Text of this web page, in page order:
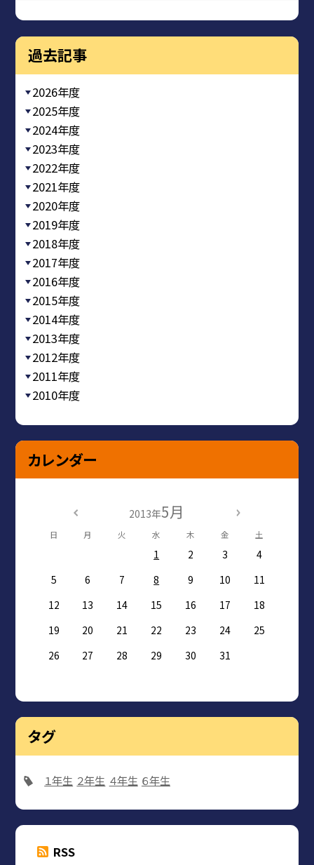
過去記事
2026年度
2025年度
2024年度
2023年度
2022年度
2021年度
2020年度
2019年度
2018年度
2017年度
2016年度
2015年度
2014年度
2013年度
2012年度
2011年度
2010年度
カレンダー
2013年5月
日 月 火 水 木 金 土
1 2 3
4
5
6 7 8 9 10
11
12
13 14 15 16 17
18
19
20 21 22 23 24
25
26
27 28 29 30 31
タグ
１年生 ２年生 ４年生 ６年生
RSS